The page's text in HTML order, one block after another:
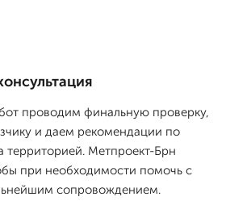
проводим финальную проверку,
и даем рекомендации по
территорией. Метпроект-Брн
при необходимости помочь с
сопровождением.